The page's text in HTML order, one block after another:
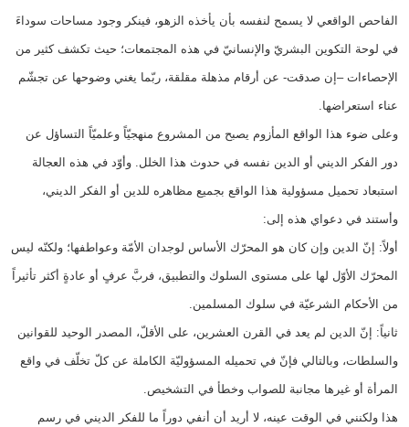
الفاحص الواقعي لا يسمح لنفسه بأن يأخذه الزهو، فينكر وجود مساحات سوداءَ
في لوحة التكوين البشريّ والإنسانيّ في هذه المجتمعات؛ حيث تكشف كثير من
الإحصاءات –إن صدقت- عن أرقام مذهلة مقلقة، ربّما يغني وضوحها عن تجشّم
عناء استعراضها.
وعلى ضوء هذا الواقع المأزوم يصبح من المشروع منهجيّاً وعلميّاً التساؤل عن
دور الفكر الديني أو الدين نفسه في حدوث هذا الخلل. وأوّد في هذه العجالة
استبعاد تحميل مسؤولية هذا الواقع بجميع مظاهره للدين أو الفكر الديني،
وأستند في دعواي هذه إلى:
أولاً: إنّ الدين وإن كان هو المحرّك الأساس لوجدان الأمّة وعواطفها؛ ولكنّه ليس
المحرّك الأوّل لها على مستوى السلوك والتطبيق، فربَّ عرفٍ أو عادةٍ أكثر تأثيراً
من الأحكام الشرعيّة في سلوك المسلمين.
ثانياً: إنّ الدين لم يعد في القرن العشرين، على الأقلّ، المصدر الوحيد للقوانين
والسلطات، وبالتالي فإنّ في تحميله المسؤوليّة الكاملة عن كلّ تخلّف في واقع
المرأة أو غيرها مجانبة للصواب وخطأ في التشخيص.
هذا ولكنني في الوقت عينه، لا أريد أن أنفي دوراً ما للفكر الديني في رسم